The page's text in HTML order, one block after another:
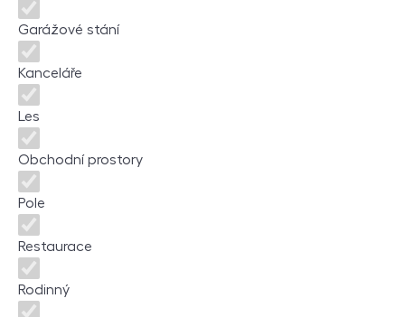
Garážové stání
Kanceláře
Les
Obchodní prostory
Pole
Restaurace
Rodinný